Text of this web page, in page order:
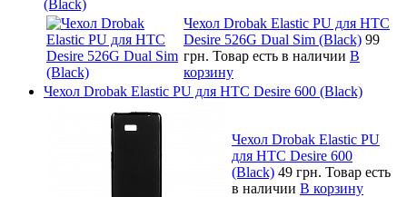
(Black)
Чехол Drobak Elastic PU для HTC
Desire 526G Dual Sim (Black) 99
грн. Товар есть в наличии В
корзину
Чехол Drobak Elastic PU для HTC Desire 600 (Black)
Чехол Drobak Elastic PU
для HTC Desire 600
(Black) 49 грн. Товар есть
в наличии В корзину